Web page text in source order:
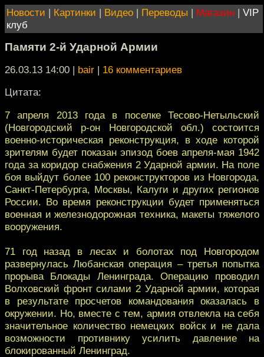
Новости | Картинки | Видео | Переводы | Магазин | VIP
клуб
Памяти 2-й Ударной Армии
26.03.13 14:00 | bair | 16 комментариев
Цитата:
7 апреля 2013 года в поселке Тесово-Нетыльский
(Новгородский р-он Новгородской обл.) состоится
военно-историческая реконструкция, в ходе которой
зрителям будет показан эпизод боев апреля-мая 1942
года за коридор снабжения 2 Ударной армии. На поле
боя выйдут более 100 реконструкторов из Новгорода,
Санкт-Петербурга, Москвы, Калуги и других регионов
России. Во время реконструкции будет применяться
военная и железнодорожная техника, макеты тяжелого
вооружения.
71 год назад в лесах и болотах под Новгородом
развернулась Любанская операция – третья попытка
прорыва Блокады Ленинграда. Операцию проводил
Волховский фронт силами 2 Ударной армии, которая
в результате просчетов командования оказалась в
окружении. Но, вместе с тем, армия отвлекла на себя
значительное количество немецких войск и не дала
возможности противнику усилить давление на
блокированный Ленинград.